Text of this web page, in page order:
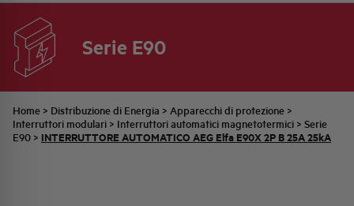
Serie E90
Home > Distribuzione di Energia > Apparecchi di protezione >
Interruttori modulari > Interruttori automatici magnetotermici > Serie
E90 > INTERRUTTORE AUTOMATICO AEG Elfa E90X 2P B 25A 25kA
SETTORI
INDUSTRIALE
DISTRIBUZIONE DI ENERGIA
AUTOMAZIONE INDUSTRIALE
RETE COMMERCIALE
UFFICIO TECNICO
PREVENTIVAZIONE
COMMESSE QUADRI
AZIENDA
FAMIGLIA BELLINI
TUTTE LE NEWS
ULTIME NOTIZIE ISTITUZIONALI
JOB CAREERS
PARTNER